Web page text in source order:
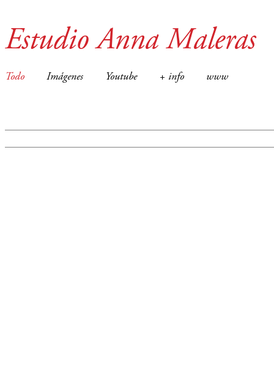
Estudio Anna Maleras
Todo Imágenes Youtube + info www